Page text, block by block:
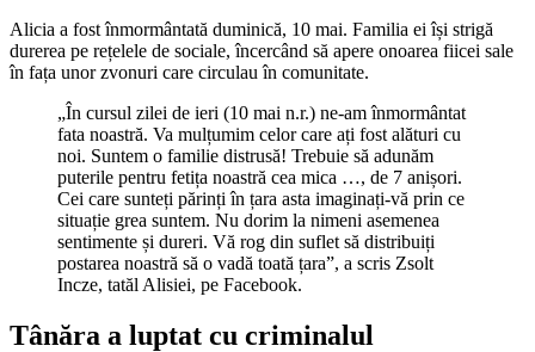
Alicia a fost înmormântată duminică, 10 mai. Familia ei își strigă
durerea pe rețelele de sociale, încercând să apere onoarea fiicei sale
în fața unor zvonuri care circulau în comunitate.
„În cursul zilei de ieri (10 mai n.r.) ne-am înmormântat
fata noastră. Va mulțumim celor care ați fost alături cu
noi. Suntem o familie distrusă! Trebuie să adunăm
puterile pentru fetița noastră cea mica …, de 7 anișori.
Cei care sunteți părinți în țara asta imaginați-vă prin ce
situație grea suntem. Nu dorim la nimeni asemenea
sentimente și dureri. Vă rog din suflet să distribuiți
postarea noastră să o vadă toată țara”, a scris Zsolt
Incze, tatăl Alisiei, pe Facebook.
Tânăra a luptat cu criminalul